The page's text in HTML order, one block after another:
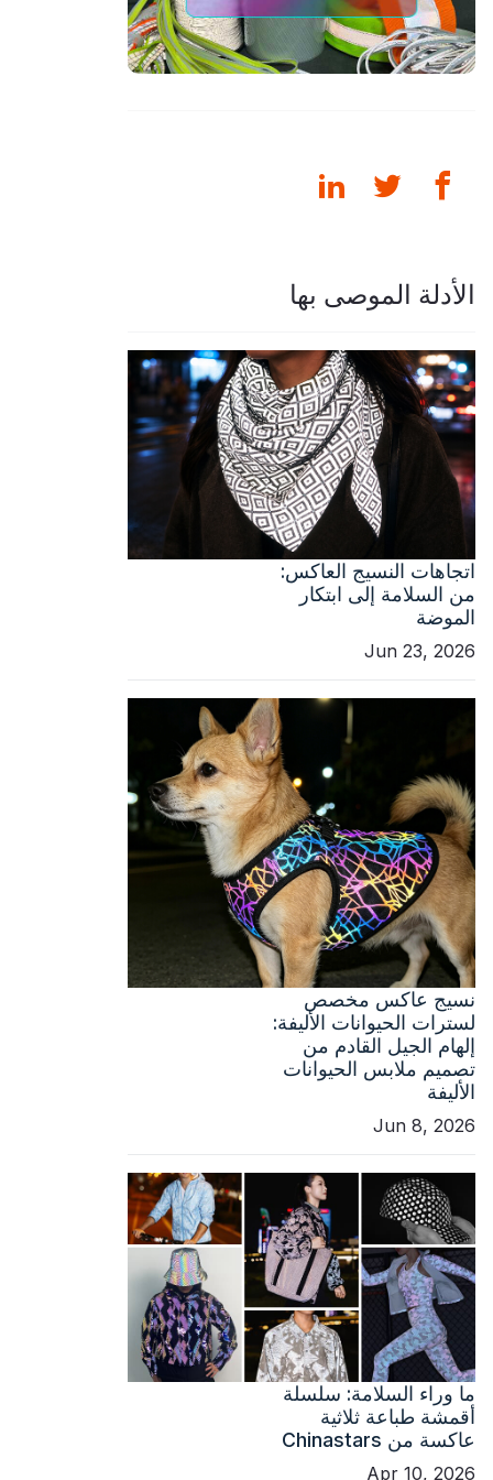
الأدلة الموصى بها
اتجاهات النسيج العاكس:
من السلامة إلى ابتكار
الموضة
Jun 23, 2026
نسيج عاكس مخصص
لسترات الحيوانات الأليفة:
إلهام الجيل القادم من
تصميم ملابس الحيوانات
الأليفة
Jun 8, 2026
ما وراء السلامة: سلسلة
أقمشة طباعة ثلاثية
عاكسة من Chinastars
Apr 10, 2026